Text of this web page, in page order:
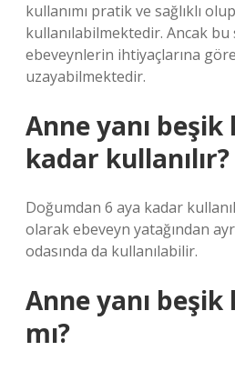
kullanımı pratik ve sağlıklı
kullanılabilmektedir. Ancak
ebeveynlerin ihtiyaçlarına
uzayabilmektedir.
Anne yanı beşik
kadar kullanılır?
Doğumdan 6 aya kadar
olarak ebeveyn yatağından
odasında da kullanılabilir.
Anne yanı beşik
mı?